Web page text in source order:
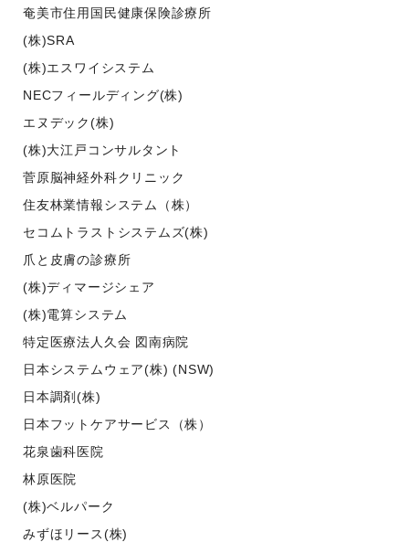
奄美市住用国民健康保険診療所
(株)SRA
(株)エスワイシステム
NECフィールディング(株)
エヌデック(株)
(株)大江戸コンサルタント
菅原脳神経外科クリニック
住友林業情報システム（株）
セコムトラストシステムズ(株)
爪と皮膚の診療所
(株)ディマージシェア
(株)電算システム
特定医療法人久会 図南病院
日本システムウェア(株) (NSW)
日本調剤(株)
日本フットケアサービス（株）
花泉歯科医院
林原医院
(株)ベルパーク
みずほリース(株)